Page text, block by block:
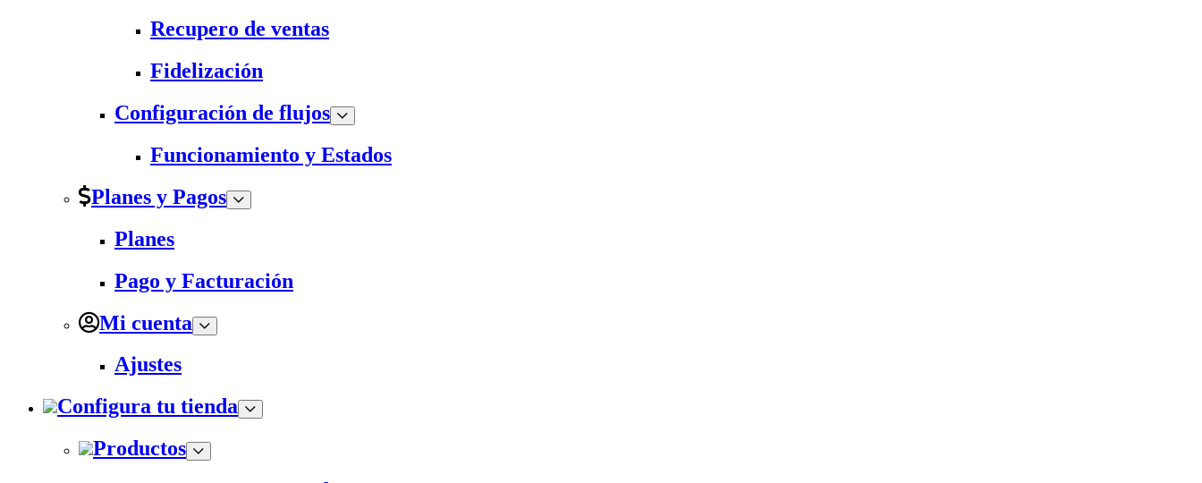
Recupero de ventas
Fidelización
Configuración de flujos
Funcionamiento y Estados
Planes y Pagos
Planes
Pago y Facturación
Mi cuenta
Ajustes
Configura tu tienda
Productos